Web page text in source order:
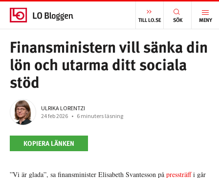
TILL LO.SE SÖK MENY
START/ FINANSMINISTERN VILL SÄNKA DIN LÖN OCH UTARMA DITT SOCIALA STÖD
Finansministern vill sänka din
lön och utarma ditt sociala
stöd
ULRIKA LORENTZI
24 feb 2026 • 6 minuters läsning
KOPIERA LÄNKEN
”Vi är glada”, sa finansminister Elisabeth Svantesson på pressträffi går